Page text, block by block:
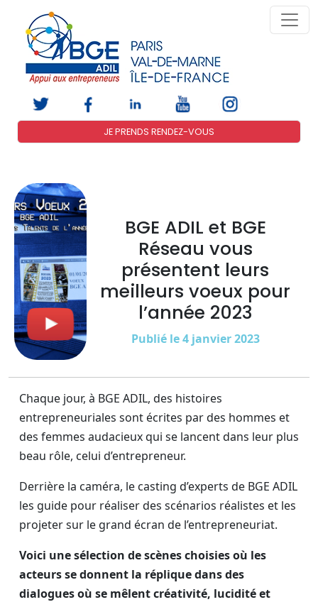
JE PRENDS RENDEZ-VOUS
BGE ADIL et BGE
Réseau vous
présentent leurs
meilleurs voeux pour
l’année 2023
Publié le 4 janvier 2023
Chaque jour, à BGE ADIL, des histoires
entrepreneuriales sont écrites par des hommes et
des femmes audacieux qui se lancent dans leur plus
beau rôle, celui d’entrepreneur.
Derrière la caméra, le casting d’experts de BGE ADIL
les guide pour réaliser des scénarios réalistes et les
projeter sur le grand écran de l’entrepreneuriat.
Voici une sélection de scènes choisies où les
acteurs se donnent la réplique dans des
dialogues où se mêlent créativité, lucidité et